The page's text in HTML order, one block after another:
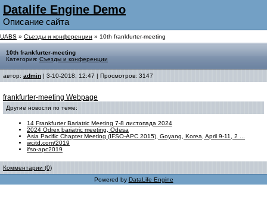
Datalife Engine Demo
Описание сайта
UABS » Съезды и конференции » 10th frankfurter-meeting
10th frankfurter-meeting
Категория: Съезды и конференции
автор: admin | 3-10-2018, 12:47 | Просмотров: 3147
frankfurter-meeting Webpage
Другие новости по теме:
14 Frankfurter Bariatric Meeting 7-8 листопада 2024
2024 Odrex bariatric meeting, Odesa
Asia Pacific Chapter Meeting (IFSO-APC 2015), Goyang, Korea, April 9-11, 2 ...
wcitd.com/2019
ifso-apc2019
Комментарии (0)
Powered by DataLife Engine